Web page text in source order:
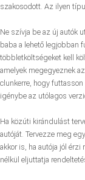
szakosodott. Az ilyen
Ne szívja be az új autók
baba a lehető legjobban
többletköltségeket kell
amelyek megegyeznek
clunkerre, hogy
igénybe az utólagos
Ha közúti kirándulást
autóját. Tervezze meg
akkor is, ha autója jól
nélkül eljuttatja